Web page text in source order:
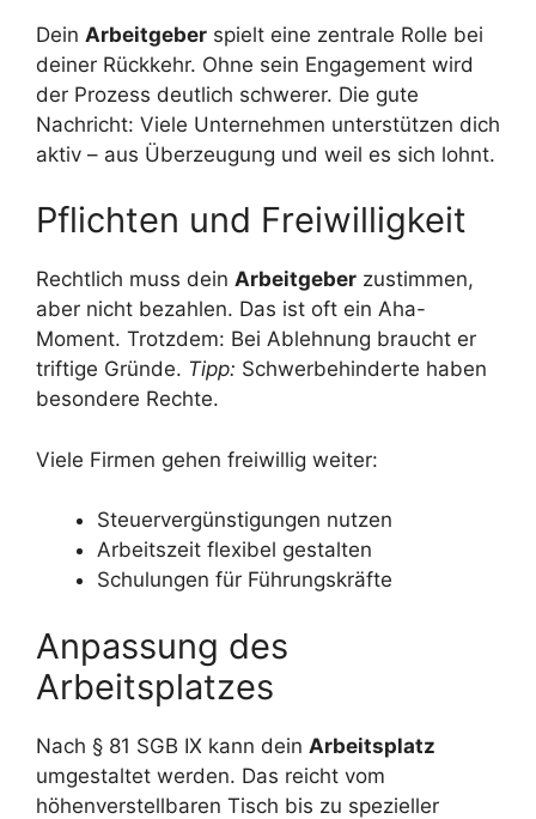
Dein Arbeitgeber spielt eine zentrale Rolle bei
deiner Rückkehr. Ohne sein Engagement wird
der Prozess deutlich schwerer. Die gute
Nachricht: Viele Unternehmen unterstützen dich
aktiv – aus Überzeugung und weil es sich lohnt.
Pflichten und Freiwilligkeit
Rechtlich muss dein Arbeitgeber zustimmen,
aber nicht bezahlen. Das ist oft ein Aha-
Moment. Trotzdem: Bei Ablehnung braucht er
triftige Gründe. Tipp: Schwerbehinderte haben
besondere Rechte.
Viele Firmen gehen freiwillig weiter:
Steuervergünstigungen nutzen
Arbeitszeit flexibel gestalten
Schulungen für Führungskräfte
Anpassung des
Arbeitsplatzes
Nach § 81 SGB IX kann dein Arbeitsplatz
umgestaltet werden. Das reicht vom
höhenverstellbaren Tisch bis zu spezieller